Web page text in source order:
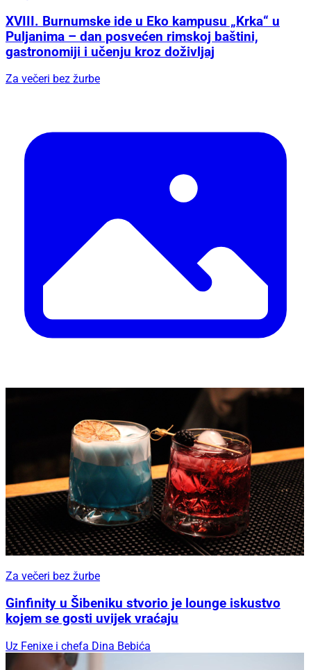
XVIII. Burnumske ide u Eko kampusu „Krka“ u
Puljanima – dan posvećen rimskoj baštini,
gastronomiji i učenju kroz doživljaj
Za večeri bez žurbe
Za večeri bez žurbe
Ginfinity u Šibeniku stvorio je lounge iskustvo
kojem se gosti uvijek vraćaju
Uz Fenixe i chefa Dina Bebića